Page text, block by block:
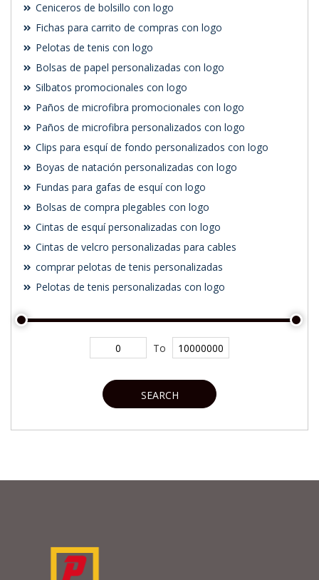
Ceniceros de bolsillo con logo
Fichas para carrito de compras con logo
Pelotas de tenis con logo
Bolsas de papel personalizadas con logo
Silbatos promocionales con logo
Paños de microfibra promocionales con logo
Paños de microfibra personalizados con logo
Clips para esquí de fondo personalizados con logo
Boyas de natación personalizadas con logo
Fundas para gafas de esquí con logo
Bolsas de compra plegables con logo
Cintas de esquí personalizadas con logo
Cintas de velcro personalizadas para cables
comprar pelotas de tenis personalizadas
Pelotas de tenis personalizadas con logo
To
SEARCH